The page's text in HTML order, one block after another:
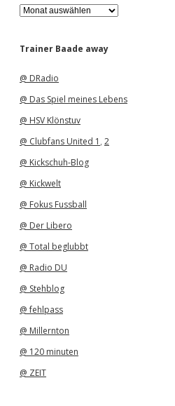
A
r
h
Trainer Baade away
@ DRadio
@ Das Spiel meines Lebens
@ HSV Klönstuv
@ Clubfans United 1 , 2
@ Kickschuh-Blog
@ Kickwelt
@ Fokus Fussball
@ Der Libero
@ Total beglubbt
@ Radio DU
@ Stehblog
@ fehlpass
@ Millernton
@ 120 minuten
@ ZEIT